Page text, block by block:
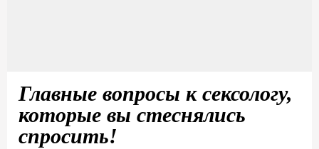
Главные вопросы к сексологу,
которые вы стеснялись
спросить!